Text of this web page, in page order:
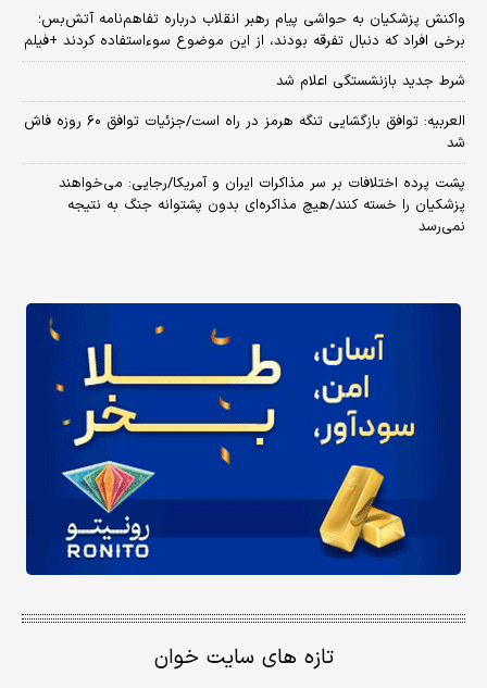
واکنش پزشکیان به حواشی پیام رهبر انقلاب درباره تفاهم‌نامه آتش‌بس؛
برخی افراد که دنبال تفرقه بودند، از این موضوع سوءاستفاده کردند +فیلم
شرط جدید بازنشستگی اعلام شد
العربیه: توافق بازگشایی تنگه هرمز در راه است/جزئیات توافق ۶۰ روزه فاش
شد
پشت پرده اختلافات بر سر مذاکرات ایران و آمریکا/رجایی: می‌خواهند
پزشکیان را خسته کنند/هیچ مذاکره‌ای بدون پشتوانه جنگ به نتیجه
نمی‌رسد
تازه های سایت خوان